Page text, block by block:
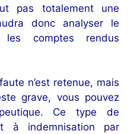
pas totalement une
donc analyser le
comptes rendus
n’est retenue, mais
grave, vous pouvez
Ce type de
à indemnisation par